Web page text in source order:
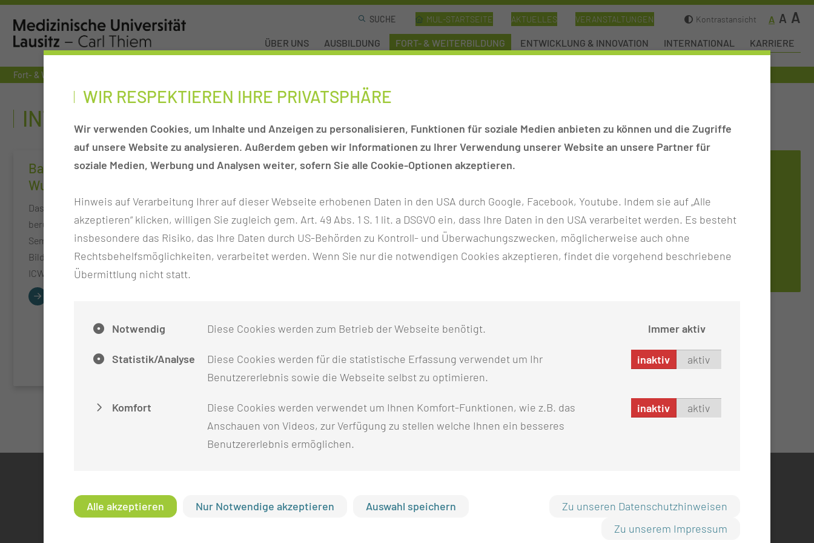
MUL-STARTSEITE AKTUELLES VERANSTALTUNGEN Kontrastansicht A A A
ÜBER UNS AUSBILDUNG FORT- & WEITERBILDUNG ENTWICKLUNG & INNOVATION INTERNATIONAL KARRIERE
Fort- & Weiterbildung
INTERPROFESSIONELLE GESUNDHEITSBILDUNG
Basisseminar
Wundexperte ICW®
Das Basisseminar stellt als
berufsgruppenübergreifendes
Seminar den Einstieg in die
Bildungskonzepte der
ICW/TÜV- Qualifizierungen dar.
ZERCUR GERIATRIE®
Diese Qualifikation befähigt
die Teilnehmer, auf komplexe
Gesundheitszustände älterer
Menschen einzugehen,
0355 46 -0
Medizinische Universität Lausitz - Carl Thiem
WIR RESPEKTIEREN IHRE PRIVATSPHÄRE
Wir verwenden Cookies, um Inhalte und Anzeigen zu personalisieren, Funktionen für soziale Medien anbieten zu können und die Zugriffe
auf unsere Website zu analysieren. Außerdem geben wir Informationen zu Ihrer Verwendung unserer Website an unsere Partner für
soziale Medien, Werbung und Analysen weiter, sofern Sie alle Cookie-Optionen akzeptieren.
Hinweis auf Verarbeitung Ihrer auf dieser Webseite erhobenen Daten in den USA durch Google, Facebook, Youtube. Indem sie auf „Alle
akzeptieren“ klicken, willigen Sie zugleich gem. Art. 49 Abs. 1 S. 1 lit. a DSGVO ein, dass Ihre Daten in den USA verarbeitet werden. Es besteht
insbesondere das Risiko, das Ihre Daten durch US-Behörden zu Kontroll- und Überwachungszwecken, möglicherweise auch ohne
Rechtsbehelfsmöglichkeiten, verarbeitet werden. Wenn Sie nur die notwendigen Cookies akzeptieren, findet die vorgehend beschriebene
Übermittlung nicht statt.
Notwendig Diese Cookies werden zum Betrieb der Webseite benötigt. Immer aktiv
Statistik/Analyse
Diese Cookies werden für die statistische Erfassung verwendet um Ihr
Benutzererlebnis sowie die Webseite selbst zu optimieren.
inaktiv aktiv
Komfort
Diese Cookies werden verwendet um Ihnen Komfort-Funktionen, wie z.B. das
Anschauen von Videos, zur Verfügung zu stellen welche Ihnen ein besseres
Benutzererlebnis ermöglichen.
inaktiv aktiv
Alle akzeptieren Nur Notwendige akzeptieren Auswahl speichern
Zu unseren Datenschutzhinweisen
Zu unserem Impressum